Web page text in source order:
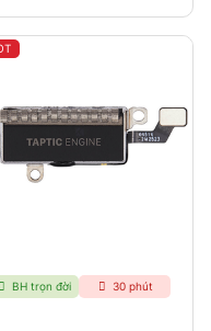
BH trọn đời 30 phút